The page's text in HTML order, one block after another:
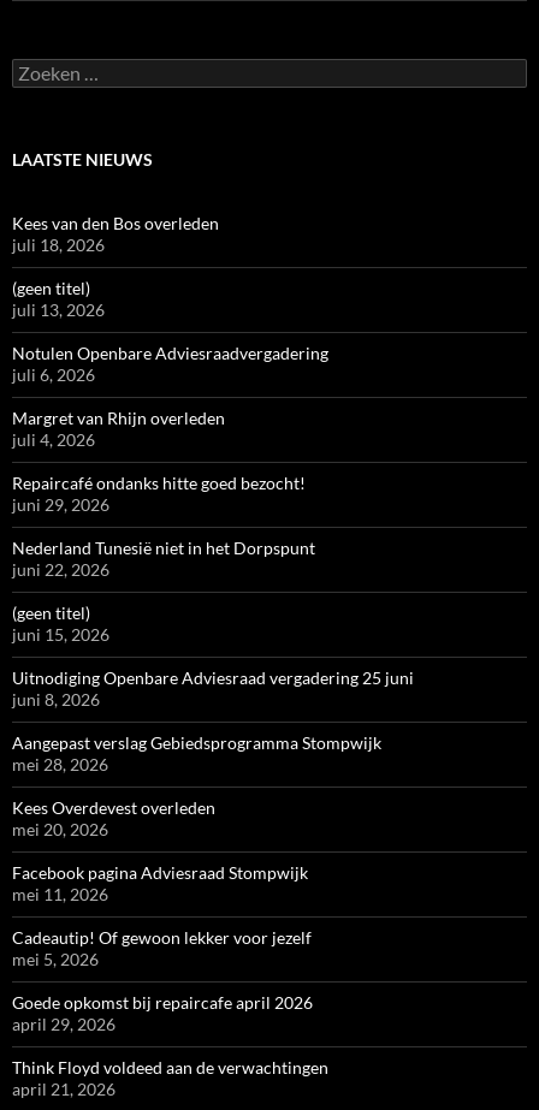
Zoeken
naar:
LAATSTE NIEUWS
Kees van den Bos overleden
juli 18, 2026
(geen titel)
juli 13, 2026
Notulen Openbare Adviesraadvergadering
juli 6, 2026
Margret van Rhijn overleden
juli 4, 2026
Repaircafé ondanks hitte goed bezocht!
juni 29, 2026
Nederland Tunesië niet in het Dorpspunt
juni 22, 2026
(geen titel)
juni 15, 2026
Uitnodiging Openbare Adviesraad vergadering 25 juni
juni 8, 2026
Aangepast verslag Gebiedsprogramma Stompwijk
mei 28, 2026
Kees Overdevest overleden
mei 20, 2026
Facebook pagina Adviesraad Stompwijk
mei 11, 2026
Cadeautip! Of gewoon lekker voor jezelf
mei 5, 2026
Goede opkomst bij repaircafe april 2026
april 29, 2026
Think Floyd voldeed aan de verwachtingen
april 21, 2026